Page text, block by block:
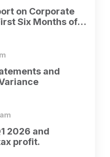
on Corporate
Six Months of
and
2026 and
profit.